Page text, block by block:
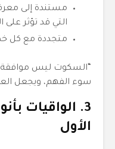
مستندة إلى
التي قد تؤثر على
متجددة مع كل
“السكوت ليس
سوء الفهم، ويجعل
3. الواقيات
الأول